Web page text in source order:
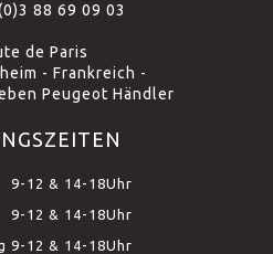
88 69 09 03
de Paris
- Frankreich -
Peugeot Händler
9-12 & 14-18Uhr
9-12 & 14-18Uhr
9-12 & 14-18Uhr